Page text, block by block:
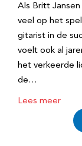
Als Britt
veel op het
gitarist in de
voelt ook al
het verkeerde
de…
Lees meer